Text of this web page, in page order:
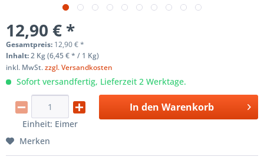
12,90 € *
Gesamtpreis: 12,90€*
Inhalt:2 Kg (6,45 € * / 1 Kg)
inkl. MwSt.zzgl. Versandkosten
Sofort versandfertig, Lieferzeit 2 Werktage.
Einheit: Eimer
In den Warenkorb
Merken